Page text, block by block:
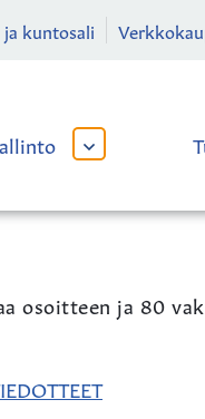
ja kuntosali
AVAA
ALAVALIKKO
osoitteen ja 80